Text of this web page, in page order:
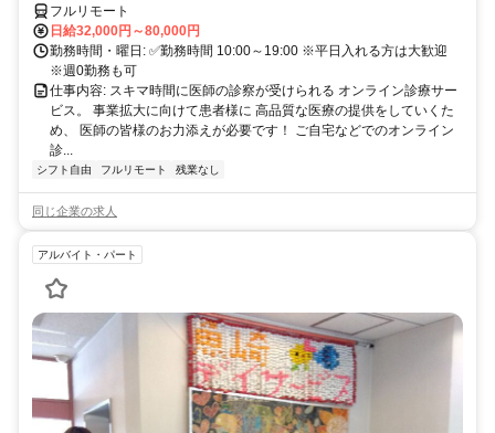
フルリモート
日給32,000円～80,000円
勤務時間・曜日: ✅勤務時間 10:00～19:00 ※平日入れる方は大歓迎
※週0勤務も可
仕事内容: スキマ時間に医師の診察が受けられる オンライン診療サー
ビス。 事業拡大に向けて患者様に 高品質な医療の提供をしていくた
め、 医師の皆様のお力添えが必要です！ ご自宅などでのオンライン
診...
シフト自由 フルリモート 残業なし
同じ企業の求人
アルバイト・パート